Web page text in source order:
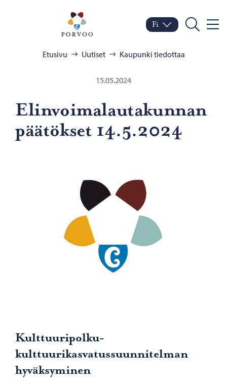
Porvoo – Siirry
Vaihda kieltä
Nykyinen kieli: Suomi
Fi
Hae
Etusivu Uutiset Kaupunki tiedottaa
15.05.2024
Elin­voi­ma­lau­ta­kun­nan
pää­tök­set 14.5.2024
Kulttuuripolku-
kulttuurikasvatussuunnitelman
hyväksyminen